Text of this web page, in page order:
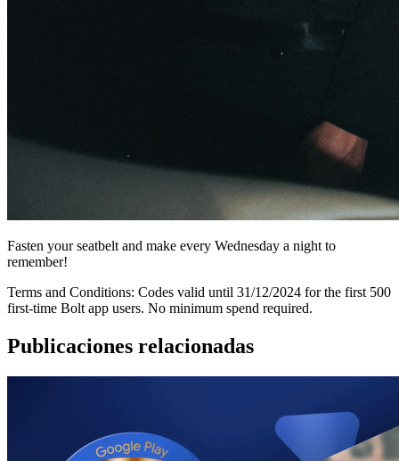
Fasten your seatbelt and make every Wednesday a night to
remember!
Terms and Conditions: Codes valid until 31/12/2024 for the first 500
first-time Bolt app users. No minimum spend required.
Publicaciones relacionadas